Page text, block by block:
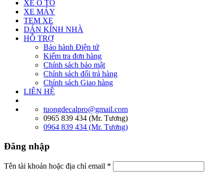
XE Ô TÔ
XE MÁY
TEM XE
DÁN KÍNH NHÀ
HỖ TRỢ
Bảo hành Điện tử
Kiểm tra đơn hàng
Chính sách bảo mật
Chính sách đổi trả hàng
Chính sách Giao hàng
LIÊN HỆ
tuongdecalpro@gmail.com
0965 839 434 (Mr. Tương)
0964 839 434 (Mr. Tương)
Đăng nhập
Tên tài khoản hoặc địa chỉ email *